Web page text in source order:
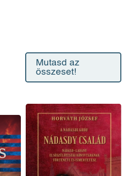
Mutasd az
összeset!